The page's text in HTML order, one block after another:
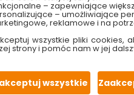
jigować bardzo długimi
ostry.
są wyprodukowane ze
okazały się bardzo
– zapewniające
– umożliwiające
reklamowe i na
wszystkie pliki cookies,
strony i pomóc nam w jej
wszystkie